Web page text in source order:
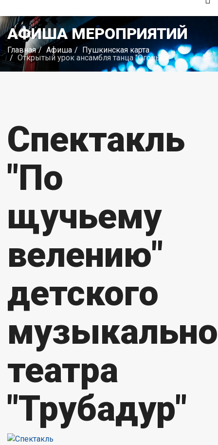
АФИША МЕРОПРИЯТИЙ
Главная Афиша
Пушкинская карта
Открытый урок ансамбля танца "Огоньки"
Спектакль
"По
щучьему
велению"
детского
театра
"Трубадур"